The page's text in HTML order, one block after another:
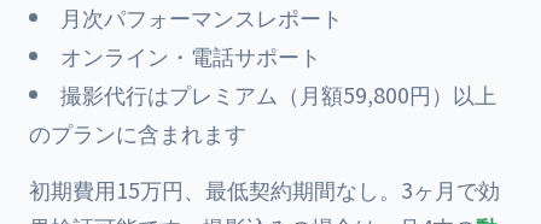
月次パフォーマンスレポート
オンライン・電話サポート
撮影代行はプレミアム（月額59,800円）以上
のプランに含まれます
初期費用15万円、最低契約期間なし。3ヶ月で効